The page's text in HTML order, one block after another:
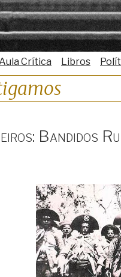
Crítica Libros
Bandidos